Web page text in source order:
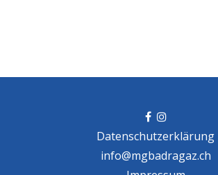
Datenschutzerklärung
info@mgbadragaz.ch